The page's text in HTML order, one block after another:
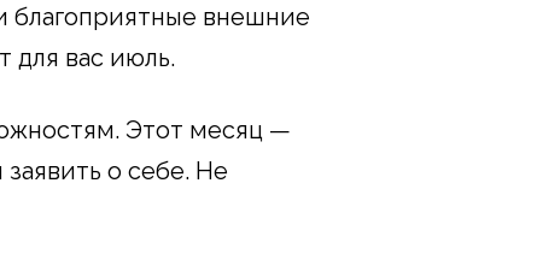
благоприятные внешние
для вас июль.
Этот месяц —
о себе. Не